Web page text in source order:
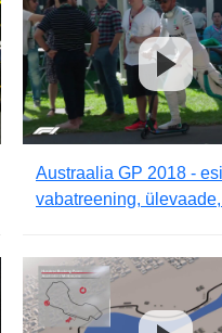
Austraalia GP 2018 -
vabatreening,